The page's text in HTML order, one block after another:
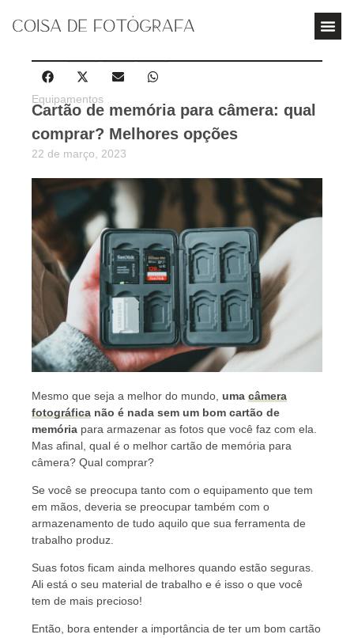
Equipamentos
Cartão de memória para câmera: qual
comprar? Melhores opções
22 de março, 2023
Mesmo que seja a melhor do mundo, uma câmera
fotográfica não é nada sem um bom cartão de
memória para armazenar as fotos que você faz com ela.
Mas afinal, qual é o melhor cartão de memória para
câmera? Qual comprar?
Se você se preocupa tanto com o equipamento que tem
em mãos, deveria se preocupar também com o
armazenamento de tudo aquilo que sua ferramenta de
trabalho produz.
Suas fotos ficam ainda melhores quando estão seguras.
Ali está o seu material de trabalho e é isso o que você
tem de mais precioso!
Então, bora entender a importância de ter um bom cartão